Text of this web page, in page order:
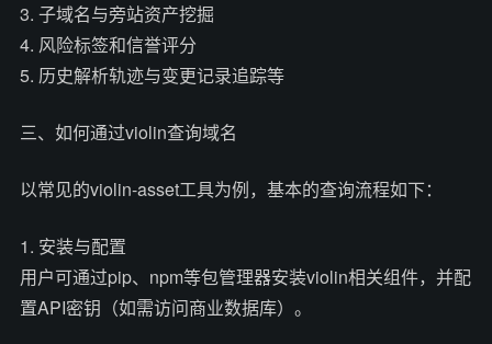
3. 子域名与旁站资产挖掘
4. 风险标签和信誉评分
5. 历史解析轨迹与变更记录追踪等
三、如何通过violin查询域名
以常见的violin-asset工具为例，基本的查询流程如下：
1. 安装与配置
用户可通过pip、npm等包管理器安装violin相关组件，并配
置API密钥（如需访问商业数据库）。